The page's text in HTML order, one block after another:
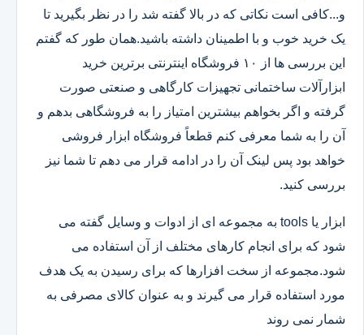
و...کافی است نکاتی که در بالا گفته شد را در نظر بگیرید تا
یک خرید خوب و با اطمینان داشته باشید.همان طور که گفتم
این بررسی ها از ۱۰ فروشگاه اینترنتی برترین خرید
ابزارآلات ساختمانی تجهیزات کارگاهی و صنعتی صورت
گرفته و اگر بخواهم بیشترین امتیاز را به فروشگاهی بدهم و
آن را به شما معرفی کنم قطعاً فروشگاه ابزار فروشی
خواهد بود پس لینک آن را در ادامه قرار می دهم تا شما نیز
بررسی کنید.
ابزار یا tools به مجموعه ای از ادوات و وسایل گفته می
شود که برای انجام کارهای مختلف از آن استفاده می
شود.مجموعه از سخت افزارها که برای رسیدن به یک هدف
مورد استفاده قرار می گیرند و به عنوان کالای مصرفی به
شمار نمی روند